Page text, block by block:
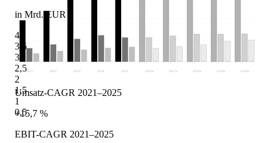
in Mrd. EUR
4
3,5
3
2,5
2
1,5
1
0,5
2021 2022 2023 2024 2025 2026 e 2027 e 2028 e 2029 e 2030e
Umsatz-CAGR 2021–2025
+15,7 %
EBIT-CAGR 2021–2025